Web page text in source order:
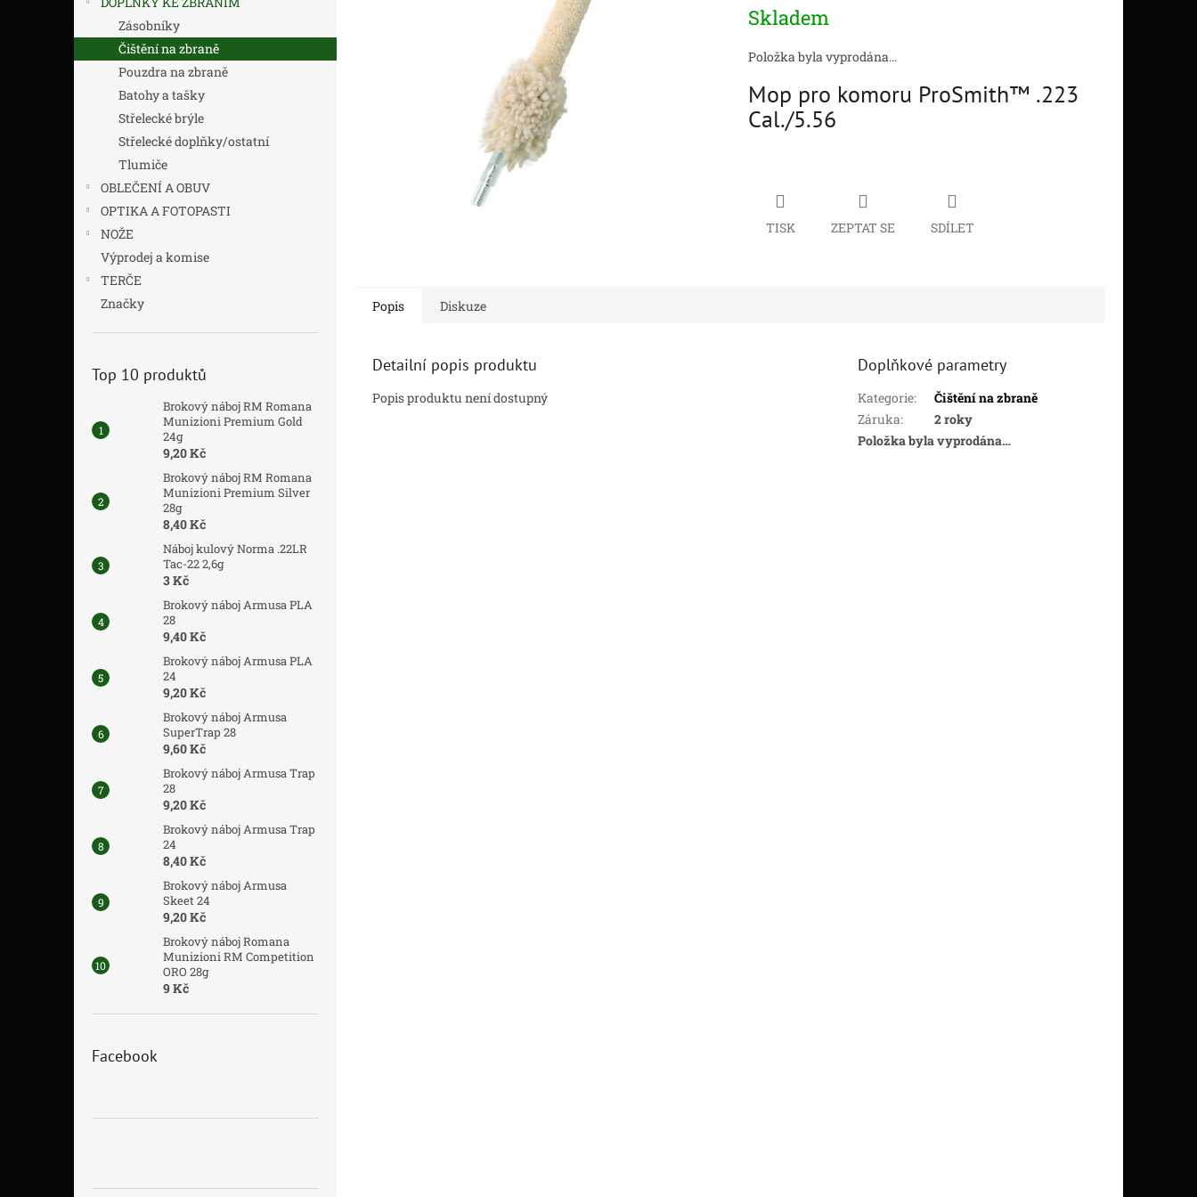
a
Zásobníky
Čištění na zbraně
Pouzdra na zbraně
Batohy a tašky
Střelecké brýle
Střelecké doplňky/ostatní
Tlumiče
OBLEČENÍ A OBUV
OPTIKA A FOTOPASTI
NOŽE
Výprodej a komise
TERČE
Značky
Top 10 produktů
Brokový náboj RM Romana
Munizioni Premium Gold
24g
9,20 Kč
Brokový náboj RM Romana
Munizioni Premium Silver
28g
8,40 Kč
Náboj kulový Norma .22LR
Tac-22 2,6g
3 Kč
Brokový náboj Armusa PLA
28
9,40 Kč
Brokový náboj Armusa PLA
24
9,20 Kč
Brokový náboj Armusa
SuperTrap 28
9,60 Kč
Brokový náboj Armusa Trap
28
9,20 Kč
Brokový náboj Armusa Trap
24
8,40 Kč
Brokový náboj Armusa
Skeet 24
9,20 Kč
Brokový náboj Romana
Munizioni RM Competition
ORO 28g
9 Kč
Facebook
cena:
Skladem
Položka byla vyprodána…
Mop pro komoru ProSmith™ .223
Cal./5.56
TISK ZEPTAT SE SDÍLET
Popis Diskuze
Detailní popis produktu
Popis produktu není dostupný
Doplňkové parametry
Kategorie:
Čištění na zbraně
Záruka:
2 roky
Položka byla vyprodána…